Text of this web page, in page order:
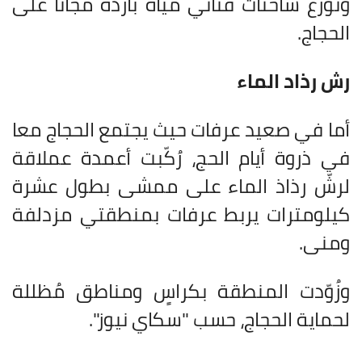
الحجاج.
رش رذاد الماء
أما في صعيد عرفات حيث يجتمع الحجاج معا
في ذروة أيام الحج، رُكّبت أعمدة عملاقة
لرشّ رذاذ الماء على ممشى بطول عشرة
كيلومترات يربط عرفات بمنطقتي مزدلفة
ومنى.
وزُوّدت المنطقة بكراسٍ ومناطق مُظللة
لحماية الحجاج، حسب "سكاي نيوز".